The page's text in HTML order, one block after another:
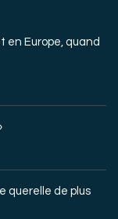
en Europe, quand
querelle de plus